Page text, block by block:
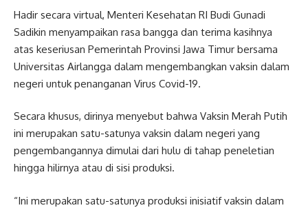
Hadir secara virtual, Menteri Kesehatan RI Budi Gunadi
Sadikin menyampaikan rasa bangga dan terima kasihnya
atas keseriusan Pemerintah Provinsi Jawa Timur bersama
Universitas Airlangga dalam mengembangkan vaksin dalam
negeri untuk penanganan Virus Covid-19.
Secara khusus, dirinya menyebut bahwa Vaksin Merah Putih
ini merupakan satu-satunya vaksin dalam negeri yang
pengembangannya dimulai dari hulu di tahap peneletian
hingga hilirnya atau di sisi produksi.
“Ini merupakan satu-satunya produksi inisiatif vaksin dalam